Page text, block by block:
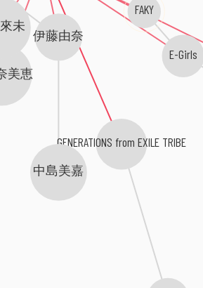
GENERATIONS from EXILE TRIBE
伊藤由奈
E-Girls
美恵
FAKY
未
中島美嘉